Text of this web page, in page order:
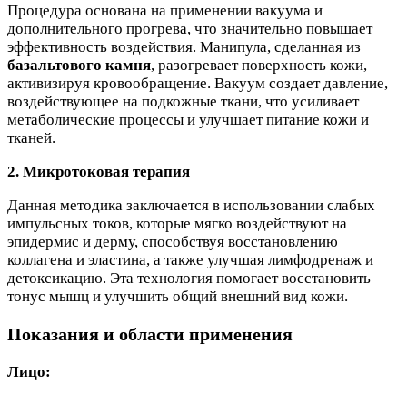
Процедура основана на применении вакуума и
дополнительного прогрева, что значительно повышает
эффективность воздействия. Манипула, сделанная из
базальтового камня, разогревает поверхность кожи,
активизируя кровообращение. Вакуум создает давление,
воздействующее на подкожные ткани, что усиливает
метаболические процессы и улучшает питание кожи и
тканей.
2. Микротоковая терапия
Данная методика заключается в использовании слабых
импульсных токов, которые мягко воздействуют на
эпидермис и дерму, способствуя восстановлению
коллагена и эластина, а также улучшая лимфодренаж и
детоксикацию. Эта технология помогает восстановить
тонус мышц и улучшить общий внешний вид кожи.
Показания и области применения
Лицо: